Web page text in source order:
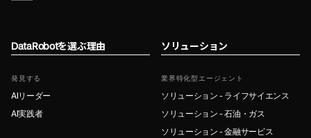
DataRobotを選ぶ理由
発見する
AIリーダー
AI実践者
ソリューション
業界特化型エージェント
ソリューション - ライフサイエンス
ソリューション - 石油・ガス
ソリューション - 金融サービス